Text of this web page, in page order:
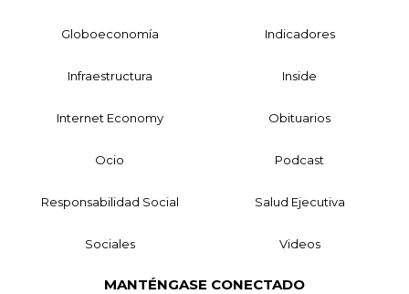
Globoeconomía Indicadores
Infraestructura Inside
Internet Economy Obituarios
Ocio Podcast
Responsabilidad Social Salud Ejecutiva
Sociales Videos
MANTÉNGASE CONECTADO